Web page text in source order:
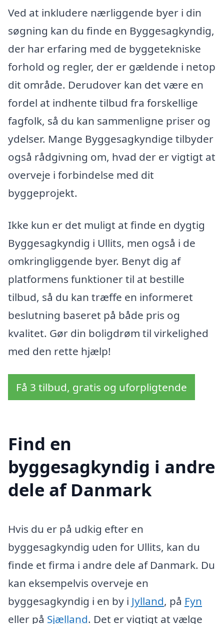
Ved at inkludere nærliggende byer i din
søgning kan du finde en Byggesagkyndig,
der har erfaring med de byggetekniske
forhold og regler, der er gældende i netop
dit område. Derudover kan det være en
fordel at indhente tilbud fra forskellige
fagfolk, så du kan sammenligne priser og
ydelser. Mange Byggesagkyndige tilbyder
også rådgivning om, hvad der er vigtigt at
overveje i forbindelse med dit
byggeprojekt.
Ikke kun er det muligt at finde en dygtig
Byggesagkyndig i Ullits, men også i de
omkringliggende byer. Benyt dig af
platformens funktioner til at bestille
tilbud, så du kan træffe en informeret
beslutning baseret på både pris og
kvalitet. Gør din boligdrøm til virkelighed
med den rette hjælp!
Få 3 tilbud, gratis og uforpligtende
Find en
byggesagkyndig i andre
dele af Danmark
Hvis du er på udkig efter en
byggesagkyndig uden for Ullits, kan du
finde et firma i andre dele af Danmark. Du
kan eksempelvis overveje en
byggesagkyndig i en by i Jylland, på Fyn
eller på Sjælland. Det er vigtigt at vælge